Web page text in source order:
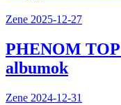
Zene 2025-12-27
PHENOM TOP
albumok
Zene 2024-12-31